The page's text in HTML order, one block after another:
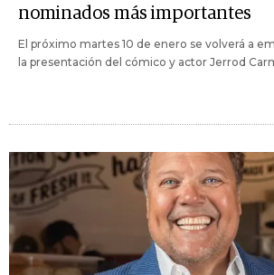
nominados más importantes
El próximo martes 10 de enero se volverá a
la presentación del cómico y actor Jerrod